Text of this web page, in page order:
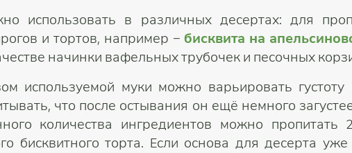
использовать в различных десертах: для
и тортов, например – бисквита на
начинки вафельных трубочек и песочных
используемой муки можно варьировать
что после остывания он ещё немного
количества ингредиентов можно пропитать
бисквитного торта. Если основа для десерта